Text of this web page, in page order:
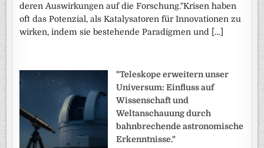
deren Auswirkungen auf die Forschung."Krisen haben
oft das Potenzial, als Katalysatoren für Innovationen zu
wirken, indem sie bestehende Paradigmen und […]
"Teleskope erweitern unser
Universum: Einfluss auf
Wissenschaft und
Weltanschauung durch
bahnbrechende astronomische
Erkenntnisse."